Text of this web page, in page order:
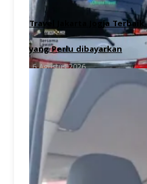
Travel Jakarta Jogja
yang Perlu dibayarkan
6 Agustus 2026